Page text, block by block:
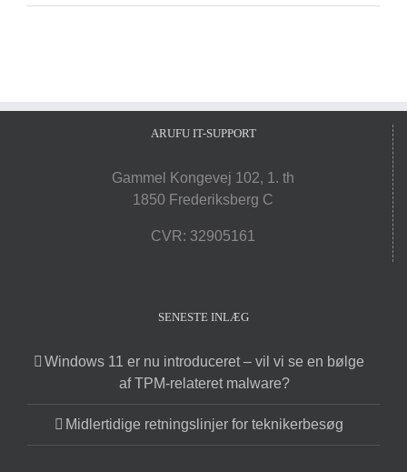
ARUFU IT-SUPPORT
Gammel Kongevej 102, 1. th
1850 Frederiksberg C
CVR: 32905161
SENESTE INLÆG
Windows 11 er nu introduceret – vil vi se en bølge
af TPM-relateret malware?
Midlertidige retningslinjer for teknikerbesøg